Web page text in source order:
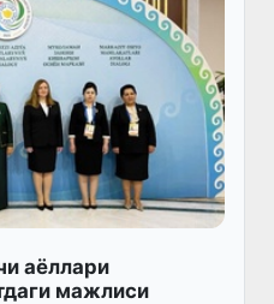
аёллари
мажлиси